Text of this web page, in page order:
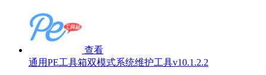
查看
通用PE工具箱双模式系统维护工具v10.1.2.2